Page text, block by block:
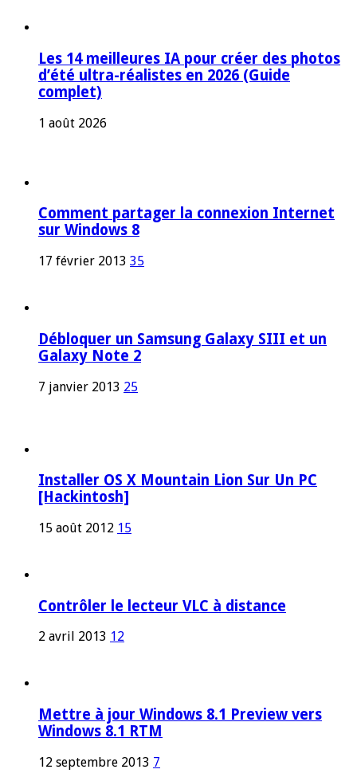
Les 14 meilleures IA pour créer des photos
d’été ultra-réalistes en 2026 (Guide
complet)
1 août 2026
Comment partager la connexion Internet
sur Windows 8
17 février 2013 35
Débloquer un Samsung Galaxy SIII et un
Galaxy Note 2
7 janvier 2013 25
Installer OS X Mountain Lion Sur Un PC
[Hackintosh]
15 août 2012 15
Contrôler le lecteur VLC à distance
2 avril 2013 12
Mettre à jour Windows 8.1 Preview vers
Windows 8.1 RTM
12 septembre 2013 7